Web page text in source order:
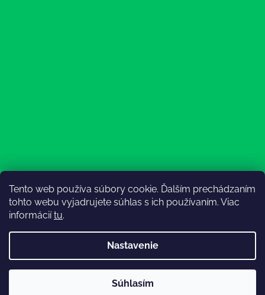
Tento web používa súbory cookie. Ďalším prechádzaním
tohto webu vyjadrujete súhlas s ich používaním. Viac
informáciítu.
Nastavenie
Súhlasím
nedostupná (na email reagujeme nonstop), expedícia ako
Sledovať na Instagrame